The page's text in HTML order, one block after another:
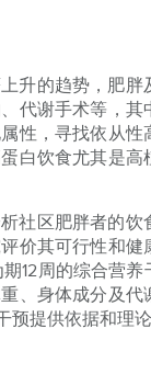
升的趋势，肥
代谢手术等，
性，寻找依从
白饮食尤其是
社区肥胖者的
价其可行性和
12周的综合营
、身体成分及
提供依据和理论